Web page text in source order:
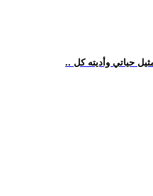
حياتي وأديته كل